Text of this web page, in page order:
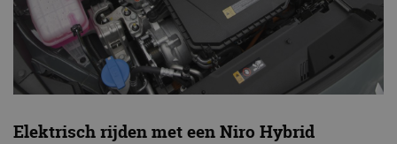
Elektrisch rijden met een Niro Hybrid